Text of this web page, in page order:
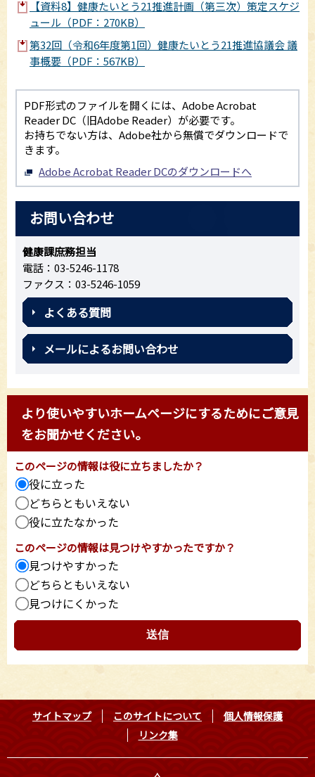
【資料8】健康たいとう21推進計画（第三次）策定スケジ
ュール（PDF：270KB）
第32回（令和6年度第1回）健康たいとう21推進協議会 議
事概要（PDF：567KB）
PDF形式のファイルを開くには、Adobe Acrobat
Reader DC（旧Adobe Reader）が必要です。
お持ちでない方は、Adobe社から無償でダウンロードで
きます。
Adobe Acrobat Reader DCのダウンロードへ
お問い合わせ
健康課庶務担当
電話：03-5246-1178
ファクス：03-5246-1059
よくある質問
メールによるお問い合わせ
より使いやすいホームページにするためにご意見
をお聞かせください。
このページの情報は役に立ちましたか？
役に立った
どちらともいえない
役に立たなかった
このページの情報は見つけやすかったですか？
見つけやすかった
どちらともいえない
見つけにくかった
サイトマップ このサイトについて
個人情報保護
リンク集